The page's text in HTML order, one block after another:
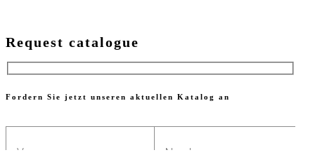
Request catalogue
Fordern Sie jetzt unseren aktuellen Katalog an